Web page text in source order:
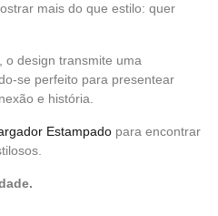
mais do que estilo: quer
o design transmite uma
se perfeito para presentear
e história.
Estampado para encontrar